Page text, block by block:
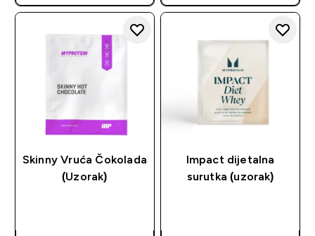
Skinny Vruća Čokolada
(Uzorak)
Impact dijetalna
surutka (uzorak)